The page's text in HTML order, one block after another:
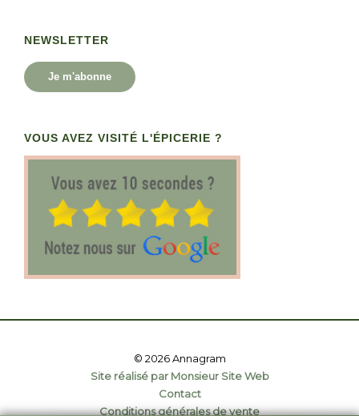
NEWSLETTER
Je m'abonne
VOUS AVEZ VISITÉ L'ÉPICERIE ?
© 2026 Annagram
Site réalisé par Monsieur Site Web
Contact
Conditions générales de vente